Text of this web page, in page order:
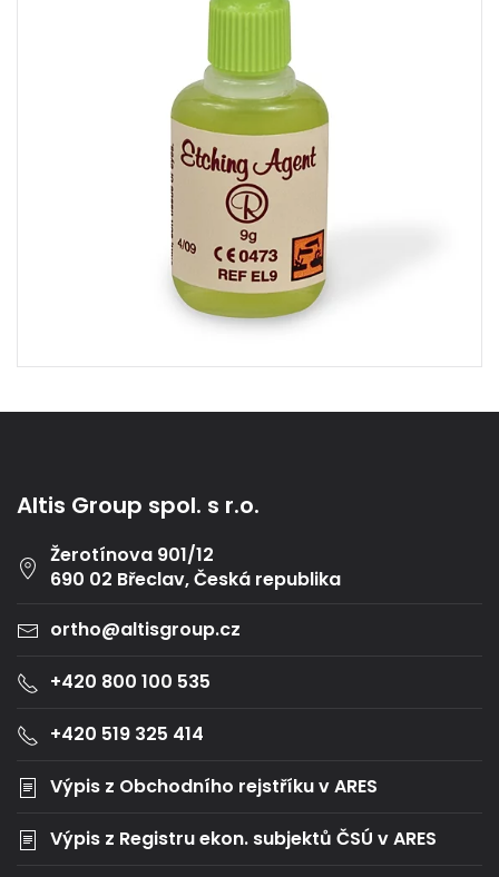
Altis Group spol. s r.o.
Žerotínova 901/12
690 02 Břeclav, Česká republika
ortho@altisgroup.cz
+420 800 100 535
+420 519 325 414
Výpis z Obchodního rejstříku v ARES
Výpis z Registru ekon. subjektů ČSÚ v ARES